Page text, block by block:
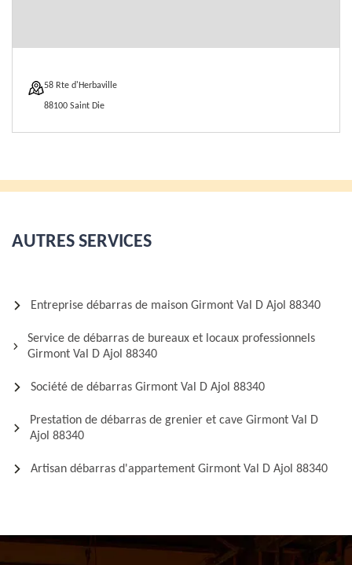
58 Rte d'Herbaville
88100 Saint Die
AUTRES SERVICES
Entreprise débarras de maison Girmont Val D Ajol 88340
Service de débarras de bureaux et locaux professionnels
Girmont Val D Ajol 88340
Société de débarras Girmont Val D Ajol 88340
Prestation de débarras de grenier et cave Girmont Val D
Ajol 88340
Artisan débarras d'appartement Girmont Val D Ajol 88340